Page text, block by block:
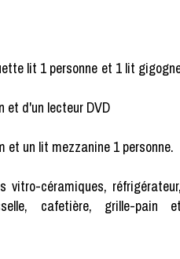
lit 1 personne et 1 lit
et d'un lecteur DVD
et un lit mezzanine 1 personne.
vitro-céramiques,
cafetière, grille-pain